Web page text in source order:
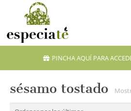
PINCHA AQUÍ PARA
sésamo tostado